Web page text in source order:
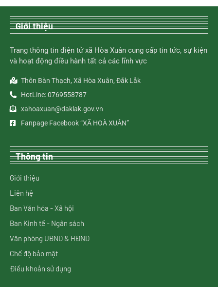
Giới thiệu
Trang thông tin điện tử xã Hòa Xuân cung cấp tin tức, sự kiện
và hoạt động điều hành tất cả các lĩnh vực
Thôn Bàn Thạch, Xã Hòa Xuân, Đắk Lắk
HotLine: 0769558787
xahoaxuan@daklak.gov.vn
Fanpage Facebook “XÃ HOÀ XUÂN”
Thông tin
Giới thiệu
Liên hệ
Ban Văn hóa - Xã hội
Ban Kinh tế - Ngân sách
Văn phòng UBND & HĐND
Chế độ bảo mật
Điều khoản sử dụng